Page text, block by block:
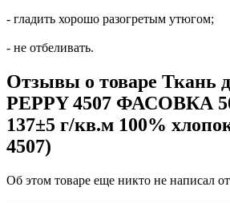
- гладить хорошо разогретым утюгом;
- не отбеливать.
Отзывы о товаре Ткань
PEPPY 4507 ФАСОВКА
137±5 г/кв.м 100%
4507)
Об этом товаре еще никто не написал